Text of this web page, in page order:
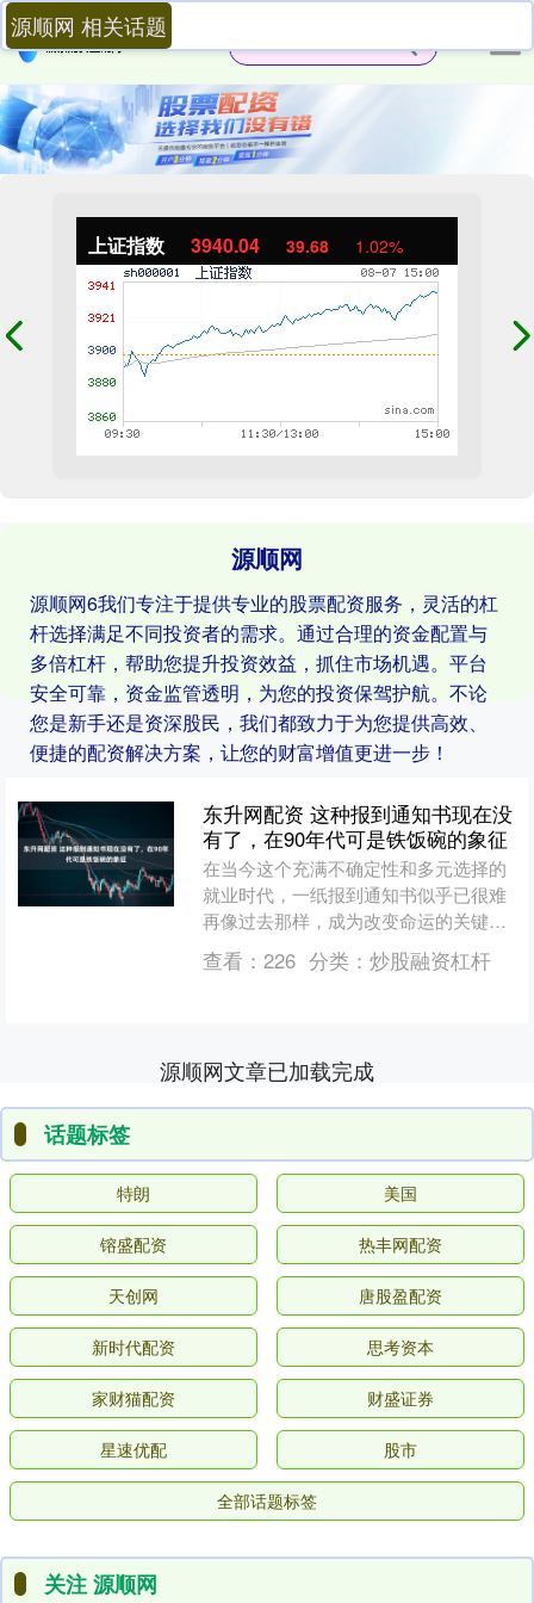
上证指数 3940.04 39.68 1.02%
源顺网
源顺网6我们专注于提供专业的股票配资服务，灵活的杠
杆选择满足不同投资者的需求。通过合理的资金配置与
多倍杠杆，帮助您提升投资效益，抓住市场机遇。平台
安全可靠，资金监管透明，为您的投资保驾护航。不论
您是新手还是资深股民，我们都致力于为您提供高效、
便捷的配资解决方案，让您的财富增值更进一步！
源顺网 相关话题
东升网配资 这种报到通知书现在没
有了，在90年代可是铁饭碗的象征
在当今这个充满不确定性和多元选择的
就业时代，一纸报到通知书似乎已很难
再像过去那样，成为改变命运的关键钥
匙。但把时光拉回到90年代，高等学校
毕业生报到通知书，那可....
查看： 226 分类： 炒股融资杠杆
源顺网文章已加载完成
话题标签
特朗 美国
镕盛配资 热丰网配资
天创网 唐股盈配资
新时代配资 思考资本
家财猫配资 财盛证券
星速优配 股市
全部话题标签
关注 源顺网